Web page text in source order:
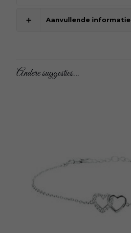
Aanvullende informatie
Andere suggesties…